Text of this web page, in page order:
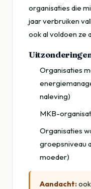
organisaties die
jaar verbruiken
ook al voldoen ze
Organisaties
naleving)
MKB-
Organisaties
groepsniveau
moeder)
Aandacht: